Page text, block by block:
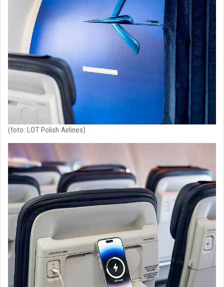
(foto: LOT Polish Airlines)